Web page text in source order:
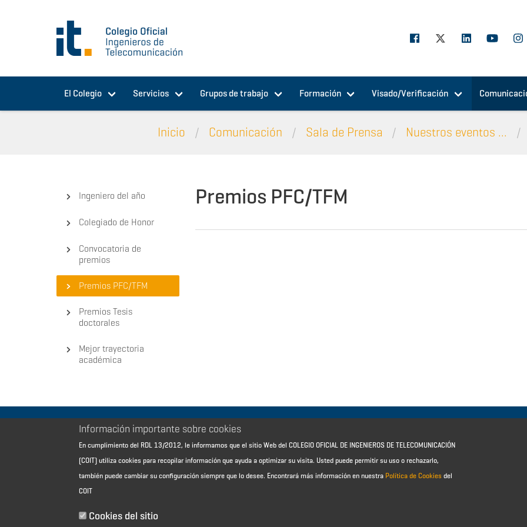
El Colegio Servicios Grupos de trabajo Formación Visado/Verificación
Inicio Comunicación Sala de Prensa Nuestros eventos ...
Ingeniero del año
Colegiado de Honor
Convocatoria de
premios
Premios PFC/TFM
Premios Tesis
doctorales
Mejor trayectoria
académica
Premios PFC/TFM
Aviso Legal - Información general
Contacto
Política de reembolso
Sitemap
Información importante sobre cookies
En cumplimiento del RDL 13/2012, le informamos que el sitio Web del COLEGIO OFICIAL DE INGENIEROS DE TELECOMUNICACIÓN
(COIT) utiliza cookies para recopilar información que ayuda a optimizar su visita. Usted puede permitir su uso o rechazarlo,
también puede cambiar su configuración siempre que lo desee. Encontrará más información en nuestra Política de Cookies del
COIT
Cookies del sitio